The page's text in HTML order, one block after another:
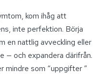
kom ihåg att
inte perfektion. Börja
en nattlig avveckling eller
— och expandera därifrån.
mindre som “uppgifter ”